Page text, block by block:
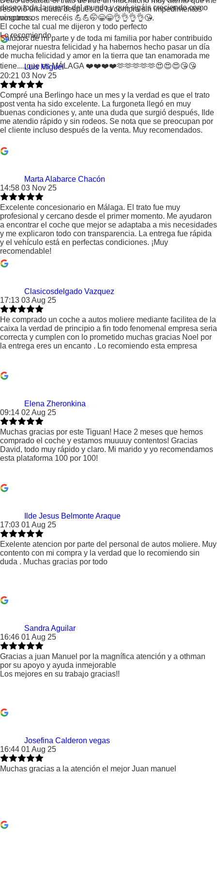
deseo toda la suerte del mundo y qué sigáis creciendo como
vosotros os merecéis 💪💪🤭😁😁👌👌👌👌😘.
Saludos de mi parte y de toda mi familia por haber contribuido
a mejorar nuestra felicidad y ha habernos hecho pasar un día
de mucha felicidad y amor en la tierra que tan enamorada me
tiene.....que es MÁLAGA ❤️❤️❤️❤️🫶🫶🫶🫶🫶😍😍😍😘😘
resolvió una duda después de la compra sin impedimentos
ningunos.
El coche tal cual me dijeron y todo perfecto
Lo recomiendo
Luis Miguel
20:21 03 Nov 25
Compré una Berlingo hace un mes y la verdad es que el trato
post venta ha sido excelente. La furgoneta llegó en muy
buenas condiciones y, ante una duda que surgió después, Ilde
me atendio rápido y sin rodeos. Se nota que se preocupan por
el cliente incluso después de la venta. Muy recomendados.
Marta Alabarce Chacón
14:58 03 Nov 25
Excelente concesionario en Málaga. El trato fue muy
profesional y cercano desde el primer momento. Me ayudaron
a encontrar el coche que mejor se adaptaba a mis necesidades
y me explicaron todo con transparencia. La entrega fue rápida
y el vehículo está en perfectas condiciones. ¡Muy
recomendable!
Clasicosdelgado Vazquez
17:13 03 Aug 25
He comprado un coche a autos moliere mediante facilitea de la
caixa la verdad de principio a fin todo fenomenal empresa seria
correcta y cumplen con lo prometido muchas gracias Noel por
la entrega eres un encanto . Lo recomiendo esta empresa
Elena Zheronkina
09:14 02 Aug 25
Muchas gracias por este Tiguan! Hace 2 meses que hemos
comprado el coche y estamos muuuuy contentos! Gracias
David, todo muy rápido y claro. Mi marido y yo recomendamos
esta plataforma 100 por 100!
Ilde Jesus Belmonte Araque
17:03 01 Aug 25
Exelente atencion por parte del personal de autos moliere. Muy
contento con mi compra y la verdad que lo recomiendo sin
duda . Muchas gracias por todo
Sandra Aguilar
16:46 01 Aug 25
Gracias a juan Manuel por la magnífica atención y a othman
por su apoyo y ayuda inmejorable
Los mejores en su trabajo gracias!!
Josefina Calderon vegas
16:44 01 Aug 25
Muchas gracias a la atención el mejor Juan manuel